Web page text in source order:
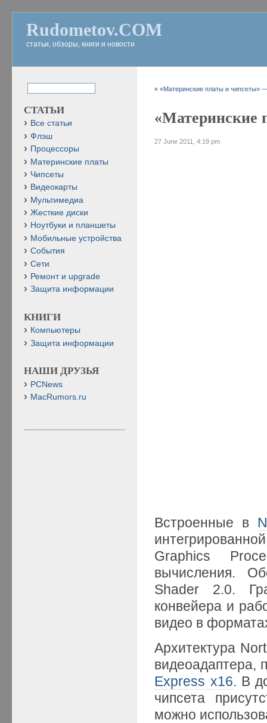
Rudometov.COM
статьи, обзоры, книги и новости
««Материнские платы и чипсеты»
«Материнские
27 June 2011, 4:19 pm
Встроенные в
Graphics
вычисления.
Shader 2.0.
конвейера и
видео в
Архитектура
видеоадаптера,
Express x16. В
чипсета
можно
СТАТЬИ
Все статьи
Флэш
Процессоры
Материнские платы
Чипсеты
Видеокарты
Мультимедиа
Жесткие диски
Ноутбуки и планшеты
Мобильные устройства
События
Сети
Ремонт и upgrade
Защита информации
КНИГИ
Компьютеры
Защита информации
НАШИ ДРУЗЬЯ
PCNews
MacRumors.ru